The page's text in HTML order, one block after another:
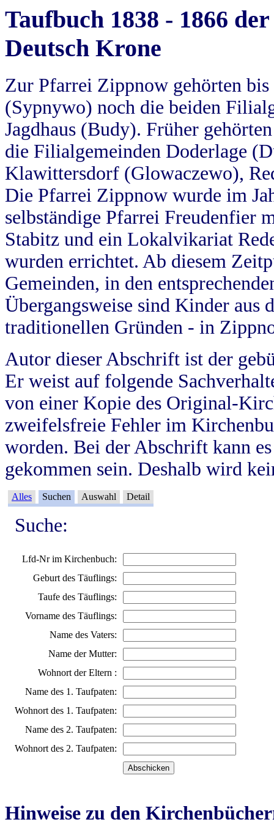
Taufbuch 1838 - 1866
Deutsch Krone
Zur Pfarrei Zippnow gehörten
(Sypnywo) noch die beiden
Jagdhaus (Budy). Früher
die Filialgemeinden Doderlage
Klawittersdorf (Glowaczewo),
Die Pfarrei Zippnow wurde im
selbständige Pfarrei Freudenfier
Stabitz und ein Lokalvikariat
wurden errichtet. Ab diesem
Gemeinden, in den
Übergangsweise sind Kinder aus
traditionellen Gründen - in
Autor dieser Abschrift ist der
Er weist auf folgende
von einer Kopie des Original-
zweifelsfreie Fehler im
worden. Bei der Abschrift kann
gekommen sein. Deshalb wird
Alles Suchen Auswahl Detail
Suche:
Lfd-Nr im Kirchenbuch:
Geburt des Täuflings:
Taufe des Täuflings:
Vorname des Täuflings:
Name des Vaters:
Name der Mutter:
Wohnort der Eltern :
Name des 1. Taufpaten:
Wohnort des 1. Taufpaten:
Name des 2. Taufpaten:
Wohnort des 2. Taufpaten:
Hinweise zu den